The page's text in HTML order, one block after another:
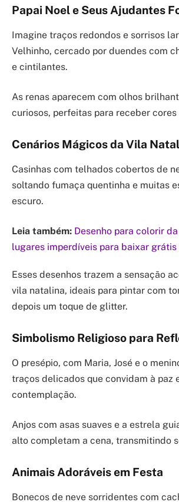
Papai Noel e Seus Ajudantes
Imagine traços redondos e sorrisos
Velhinho, cercado por duendes com
e cintilantes.
As renas aparecem com olhos
curiosos, perfeitas para receber cores
Cenários Mágicos da Vila
Casinhas com telhados cobertos de
soltando fumaça quentinha e muitas
escuro.
Leia também: Desenho para colorir
lugares imperdíveis para baixar grátis
Esses desenhos trazem a sensação
vila natalina, ideais para pintar com
depois um toque de glitter.
Simbolismo Religioso para
O presépio, com Maria, José e o
traços delicados que convidam à paz
contemplação.
Anjos com asas suaves e a estrela
alto completam a cena, transmitindo
Animais Adoráveis em Festa
Bonecos de neve sorridentes com